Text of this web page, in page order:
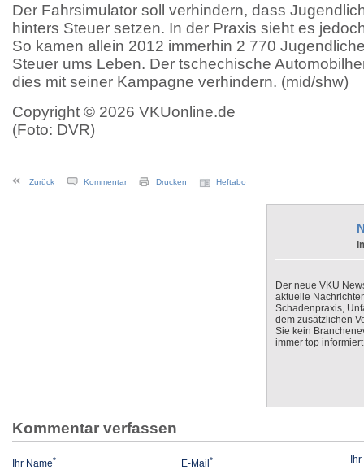
Der Fahrsimulator soll verhindern, dass
hinters Steuer setzen. In der Praxis sieht es
So kamen allein 2012 immerhin 2 770
Steuer ums Leben. Der tschechische
dies mit seiner Kampagne verhindern. (mid/shw)
Copyright © 2026 VKUonline.de
(Foto: DVR)
Zurück Kommentar Drucken Heftabo
Der neue VKU
aktuelle
Schadenpraxis,
dem zusätzlichen
Sie kein
immer top
Kommentar verfassen
Ihr Name* E-Mail* Ihr